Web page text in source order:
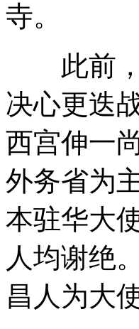
寺。
此前，
决心更迭
西宫伸一
外务省为
本驻华大
人均谢绝
昌人为大使